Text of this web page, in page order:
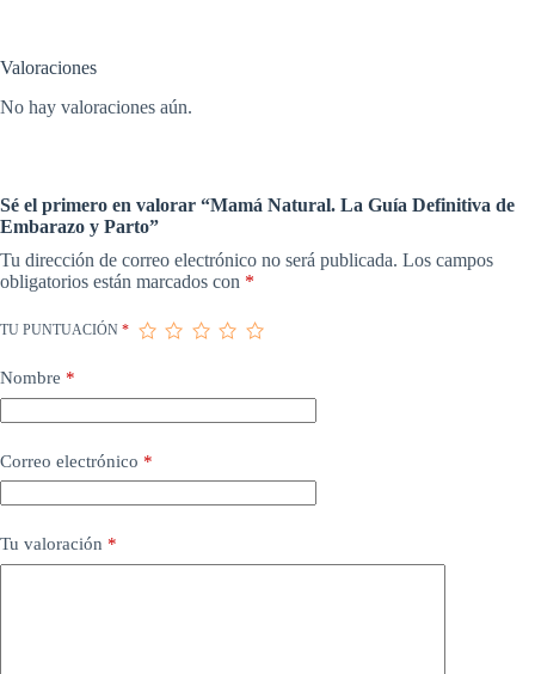
Valoraciones
No hay valoraciones aún.
Sé el primero en valorar “Mamá Natural. La Guía Definitiva de
Embarazo y Parto”
Tu dirección de correo electrónico no será publicada. Los campos
obligatorios están marcados con *
TU PUNTUACIÓN *
Nombre *
Correo electrónico *
Tu valoración *